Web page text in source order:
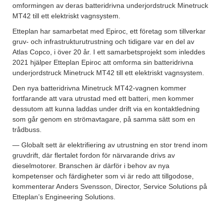
omformingen av deras batteridrivna underjordstruck Minetruck
MT42 till ett elektriskt vagnsystem.
Etteplan har samarbetat med Epiroc, ett företag som tillverkar
gruv- och infrastrukturutrustning och tidigare var en del av
Atlas Copco, i över 20 år. I ett samarbetsprojekt som inleddes
2021 hjälper Etteplan Epiroc att omforma sin batteridrivna
underjordstruck Minetruck MT42 till ett elektriskt vagnsystem.
Den nya batteridrivna Minetruck MT42-vagnen kommer
fortfarande att vara utrustad med ett batteri, men kommer
dessutom att kunna laddas under drift via en kontaktledning
som går genom en strömavtagare, på samma sätt som en
trådbuss.
— Globalt sett är elektrifiering av utrustning en stor trend inom
gruvdrift, där flertalet fordon för närvarande drivs av
dieselmotorer. Branschen är därför i behov av nya
kompetenser och färdigheter som vi är redo att tillgodose,
kommenterar Anders Svensson, Director, Service Solutions på
Etteplan’s Engineering Solutions.